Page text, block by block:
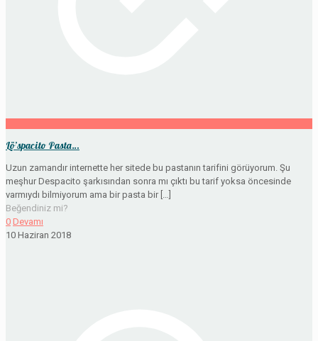
Lö’spacito Pasta…
Uzun zamandır internette her sitede bu pastanın tarifini görüyorum. Şu
meşhur Despacito şarkısından sonra mı çıktı bu tarif yoksa öncesinde
varmıydı bilmiyorum ama bir pasta bir […]
Beğendiniz mi?
0 Devamı
10 Haziran 2018